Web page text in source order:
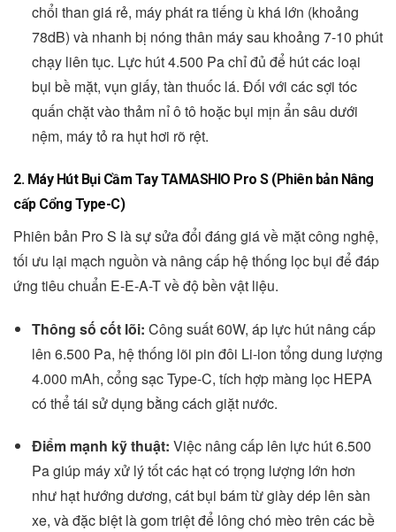
chổi than giá rẻ, máy phát ra tiếng ù khá lớn (khoảng
78dB) và nhanh bị nóng thân máy sau khoảng 7-10 phút
chạy liên tục. Lực hút 4.500 Pa chỉ đủ để hút các loại
bụi bề mặt, vụn giấy, tàn thuốc lá. Đối với các sợi tóc
quấn chặt vào thảm nỉ ô tô hoặc bụi mịn ẩn sâu dưới
nệm, máy tỏ ra hụt hơi rõ rệt.
2. Máy Hút Bụi Cầm Tay TAMASHIO Pro S (Phiên bản Nâng
cấp Cổng Type-C)
Phiên bản Pro S là sự sửa đổi đáng giá về mặt công nghệ,
tối ưu lại mạch nguồn và nâng cấp hệ thống lọc bụi để đáp
ứng tiêu chuẩn E-E-A-T về độ bền vật liệu.
Thông số cốt lõi: Công suất 60W, áp lực hút nâng cấp
lên 6.500 Pa, hệ thống lõi pin đôi Li-ion tổng dung lượng
4.000 mAh, cổng sạc Type-C, tích hợp màng lọc HEPA
có thể tái sử dụng bằng cách giặt nước.
Điểm mạnh kỹ thuật: Việc nâng cấp lên lực hút 6.500
Pa giúp máy xử lý tốt các hạt có trọng lượng lớn hơn
như hạt hướng dương, cát bụi bám từ giày dép lên sàn
xe, và đặc biệt là gom triệt để lông chó mèo trên các bề